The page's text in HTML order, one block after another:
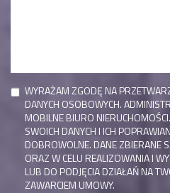
WYRAŻAM ZGODĘ NA
DANYCH OSOBOWYCH.
MOBILNE BIURO
SWOICH DANYCH I ICH
DOBROWOLNE. DANE ZBIERANE
ORAZ W CELU REALIZOWANIA I
LUB DO PODJĘCIA DZIAŁAŃ NA
ZAWARCIEM UMOWY.